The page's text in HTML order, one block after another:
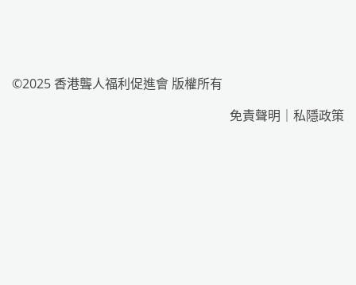
©2025 香港聾人福利促進會 版權所有
免責聲明
私隱政策